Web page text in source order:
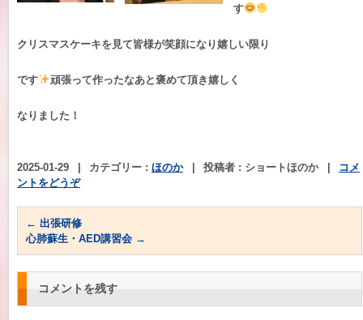
す
クリスマスケーキを見て皆様が笑顔になり嬉しい限り
です 頑張って作ったなあと褒めて頂き嬉しく
なりました！
2025-01-29 カテゴリー : ほのか 投稿者 : ショートほのか
コメ
ントをどうぞ
← 出張研修
心肺蘇生・AED講習会 →
コメントを残す